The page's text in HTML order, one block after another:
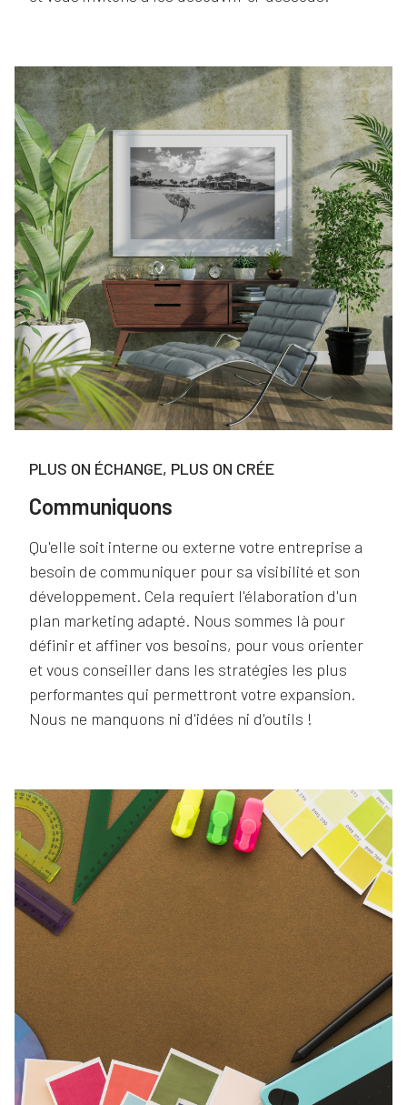
PLUS ON ÉCHANGE, PLUS ON CRÉE
Communiquons
Qu'elle soit interne ou externe votre entreprise a
besoin de communiquer pour sa visibilité et son
développement. Cela requiert l'élaboration d'un
plan marketing adapté. Nous sommes là pour
définir et affiner vos besoins, pour vous orienter
et vous conseiller dans les stratégies les plus
performantes qui permettront votre expansion.
Nous ne manquons ni d'idées ni d'outils !